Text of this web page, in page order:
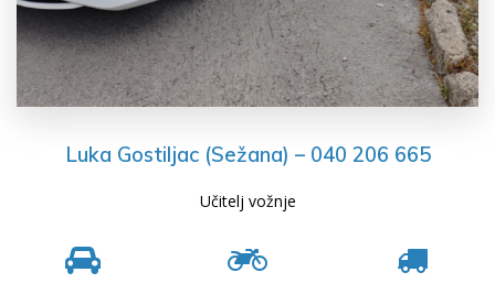
Luka Gostiljac (Sežana) – 040 206 665
Učitelj vožnje